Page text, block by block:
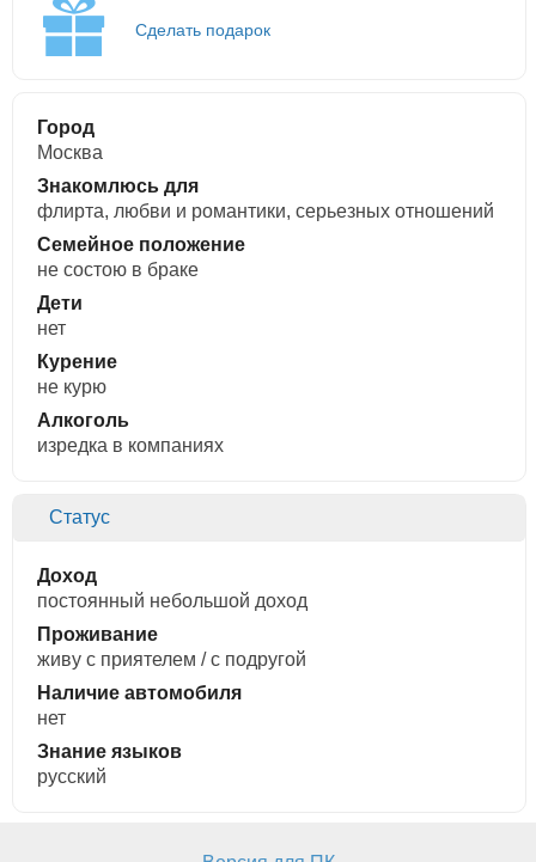
Сделать подарок
Город
Москва
Знакомлюсь для
флирта, любви и романтики, cерьезных отношений
Семейное положение
не состою в браке
Дети
нет
Курение
не курю
Алкоголь
изредка в компаниях
Статус
Доход
постоянный небольшой доход
Проживание
живу с приятелем / с подругой
Наличие автомобиля
нет
Знание языков
русский